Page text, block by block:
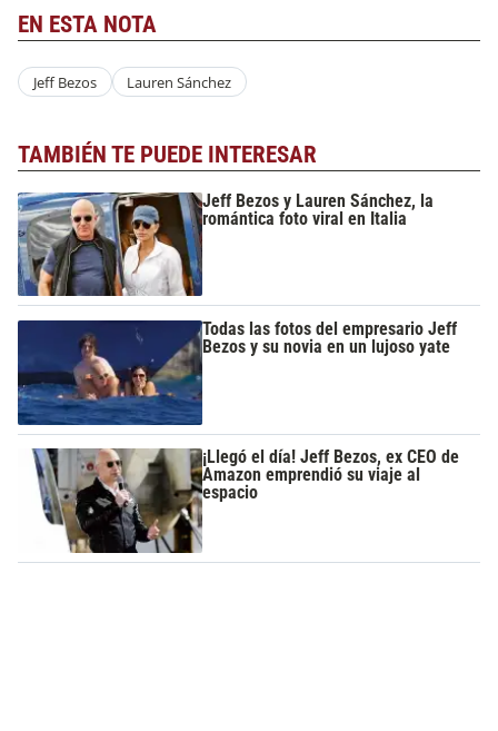
EN ESTA NOTA
Jeff Bezos Lauren Sánchez
TAMBIÉN TE PUEDE INTERESAR
Jeff Bezos y Lauren Sánchez, la
romántica foto viral en Italia
Todas las fotos del empresario Jeff
Bezos y su novia en un lujoso yate
¡Llegó el día! Jeff Bezos, ex CEO de
Amazon emprendió su viaje al
espacio